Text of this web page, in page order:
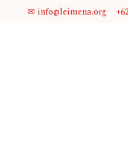
✉ info@leimena.org